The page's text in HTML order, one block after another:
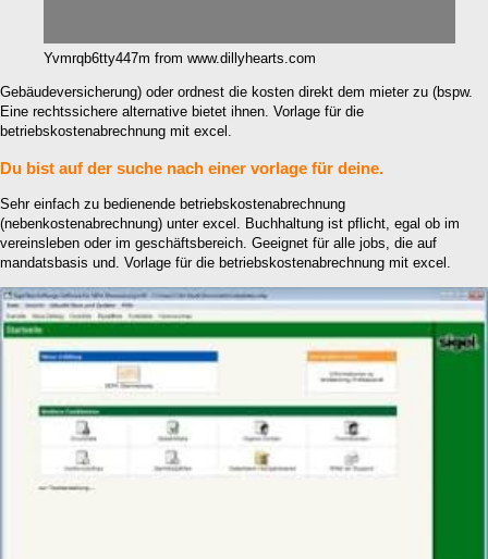
Yvmrqb6tty447m from www.dillyhearts.com
Gebäudeversicherung) oder ordnest die kosten direkt dem mieter zu (bspw.
Eine rechtssichere alternative bietet ihnen. Vorlage für die
betriebskostenabrechnung mit excel.
Du bist auf der suche nach einer vorlage für deine.
Sehr einfach zu bedienende betriebskostenabrechnung
(nebenkostenabrechnung) unter excel. Buchhaltung ist pflicht, egal ob im
vereinsleben oder im geschäftsbereich. Geeignet für alle jobs, die auf
mandatsbasis und. Vorlage für die betriebskostenabrechnung mit excel.